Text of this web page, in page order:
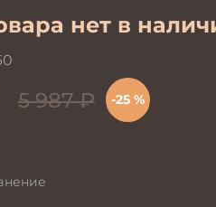
нет в
5 987₽ -25 %